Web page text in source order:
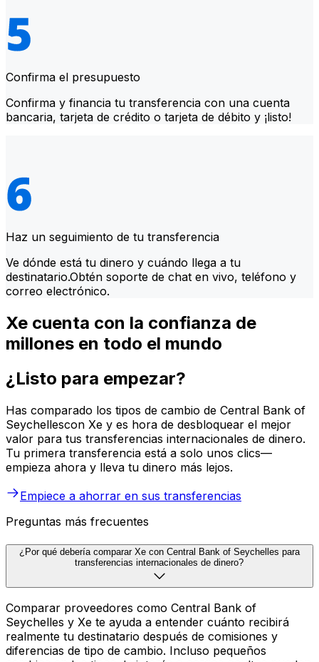
Confirma el presupuesto
Confirma y financia tu transferencia con una cuenta
bancaria, tarjeta de crédito o tarjeta de débito y ¡listo!
Haz un seguimiento de tu transferencia
Ve dónde está tu dinero y cuándo llega a tu
destinatario.Obtén soporte de chat en vivo, teléfono y
correo electrónico.
Xe cuenta con la confianza de
millones en todo el mundo
¿Listo para empezar?
Has comparado los tipos de cambio de Central Bank of
Seychellescon Xe y es hora de desbloquear el mejor
valor para tus transferencias internacionales de dinero.
Tu primera transferencia está a solo unos clics—
empieza ahora y lleva tu dinero más lejos.
Empiece a ahorrar en sus transferencias
Preguntas más frecuentes
¿Por qué debería comparar Xe con Central Bank of Seychelles para
transferencias internacionales de dinero?
Comparar proveedores como Central Bank of
Seychelles y Xe te ayuda a entender cuánto recibirá
realmente tu destinatario después de comisiones y
diferencias de tipo de cambio. Incluso pequeños